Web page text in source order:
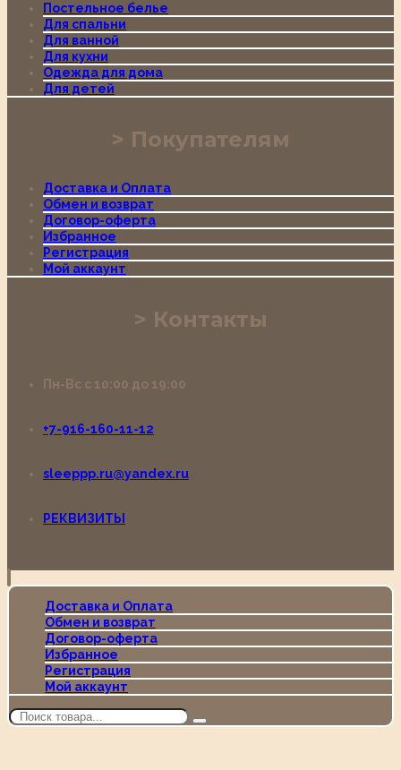
Постельное белье
Для спальни
Для ванной
Для кухни
Одежда для дома
Для детей
Покупателям
Доставка и Оплата
Обмен и возврат
Договор-оферта
Избранное
Регистрация
Мой аккаунт
Контакты
Пн-Вс с 10:00 до 19:00
+7-916-160-11-12
sleeppp.ru@yandex.ru
РЕКВИЗИТЫ
Доставка и Оплата
Обмен и возврат
Договор-оферта
Избранное
Регистрация
Мой аккаунт